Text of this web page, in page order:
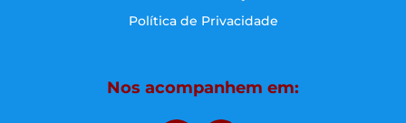
Política de Privacidade
Nos acompanhem em: